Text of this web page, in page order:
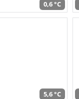
0,6 °C
5,6 °C